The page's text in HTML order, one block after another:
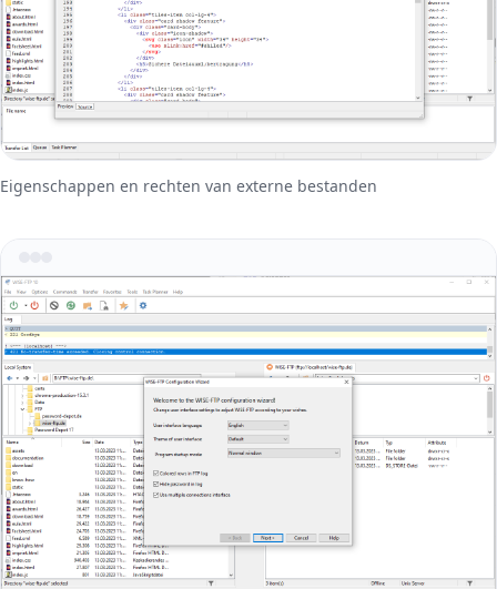
Eigenschappen en rechten van externe bestanden